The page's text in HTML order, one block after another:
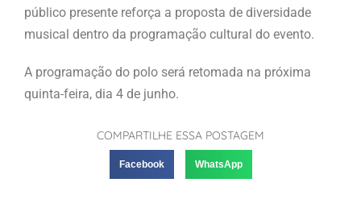
público presente reforça a proposta de diversidade
musical dentro da programação cultural do evento.
A programação do polo será retomada na próxima
quinta-feira, dia 4 de junho.
COMPARTILHE ESSA POSTAGEM
Facebook WhatsApp